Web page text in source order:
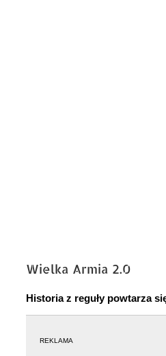
Wielka Armia 2.0
Historia z reguły powtarza
REKLAMA